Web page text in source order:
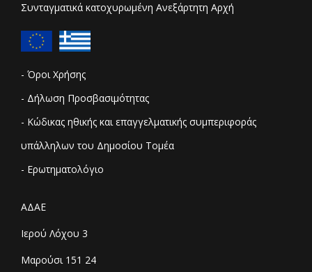
Συνταγματικά κατοχυρωμένη Ανεξάρτητη Αρχή
- Όροι Χρήσης
- Δήλωση Προσβασιμότητας
- Κώδικας ηθικής και επαγγελματικής συμπεριφοράς
υπάλληλων του Δημοσίου Τομέα
- Ερωτηματολόγιο
ΑΔΑΕ
Ιερού Λόχου 3
Μαρούσι 151 24